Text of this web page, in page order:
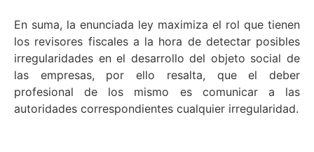
En suma, la enunciada ley maximiza el rol que tienen
los revisores fiscales a la hora de detectar posibles
irregularidades en el desarrollo del objeto social de
las empresas, por ello resalta, que el deber
profesional de los mismo es comunicar a las
autoridades correspondientes cualquier irregularidad.